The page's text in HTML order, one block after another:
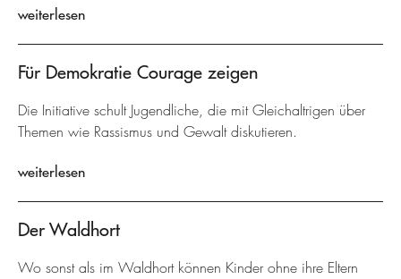
weiterlesen
Für Demokratie Courage zeigen
Die Initiative schult Jugendliche, die mit Gleichaltrigen über
Themen wie Rassismus und Gewalt diskutieren.
weiterlesen
Der Waldhort
Wo sonst als im Waldhort können Kinder ohne ihre Eltern